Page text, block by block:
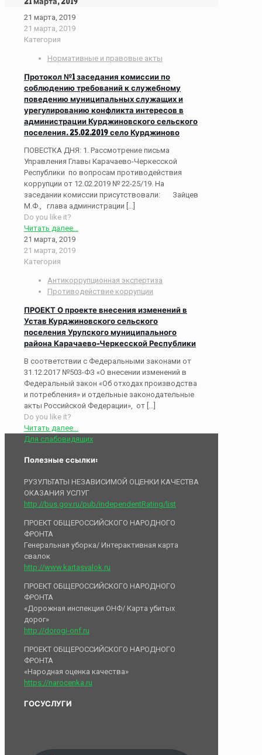
21 марта, 2019
21 марта, 2019
Категория
Нормативные и правовые акты
Протокол №1 заседания комиссии по
соблюдению требований к служебному
поведению муниципальных служащих и
урегулированию конфликта интересов в
администрации Курджиновского сельского
поселения. 25.02.2019 село Курджиново
ПОВЕСТКА ДНЯ: 1. Рассмотрение письма
Управления Главы Карачаево-Черкесской
Республики по вопросам противодействия
коррупции от 12.02.2019 № 22-25/19. На
заседании комиссии присутствовали: Зайцев
М.Ф., глава администрации […]
Do you like it?
Читать далее...
21 марта, 2019
21 марта, 2019
Категория
Антикоррупционная экспертиза
Противодействие коррупции
ПРОЕКТ О проекте внесения изменений в
Устав Курджиновского сельского
поселения Урупского муниципального
района Карачаево-Черкесской Республики
В соответствии с Федеральными законами от
31.12.2017 №503-ФЗ «О внесении изменений в
Федеральный закон «Об отходах производства
и потребления» и отдельные законодательные
акты Российской Федерации», от
Do you like it?
Читать далее...
Для слабовидящих
Полезные ссылки:
РУЗУЛЬТАТЫ НЕЗАВИСИМОЙ ОЦЕНКИ КАЧЕСТВА
ОКАЗАНИЯ УСЛУГ
http://bus.gov.ru/pub/independentRating/list
ПРОЕКТ ОБЩЕРОССИЙСКОГО НАРОДНОГО
ФРОНТА
Генеральная уборка/ Интерактивная карта
свалок
http://www.kartasvalok.ru
ПРОЕКТ ОБЩЕРОССИЙСКОГО НАРОДНОГО
ФРОНТА
«Дорожная инспекция ОНФ/ Карта убитых
дорог»
http://dorogi-onf.ru
ПРОЕКТ ОБЩЕРОССИЙСКОГО НАРОДНОГО
ФРОНТА
«Народная оценка качества»
https://narocenka.ru
ГОСУСЛУГИ